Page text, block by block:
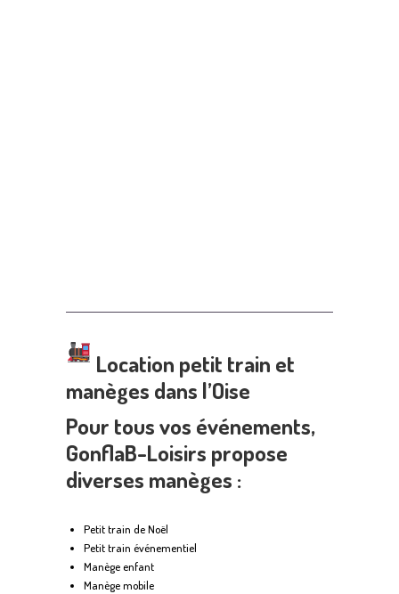
Location petit train et
manèges dans l’Oise
Pour tous vos événements,
GonflaB-Loisirs propose
diverses manèges :
Petit train de Noël
Petit train événementiel
Manège enfant
Manège mobile